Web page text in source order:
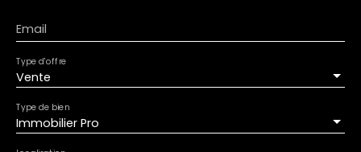
Email
Vente
Type d'offre
Immobilier Pro
Type de bien